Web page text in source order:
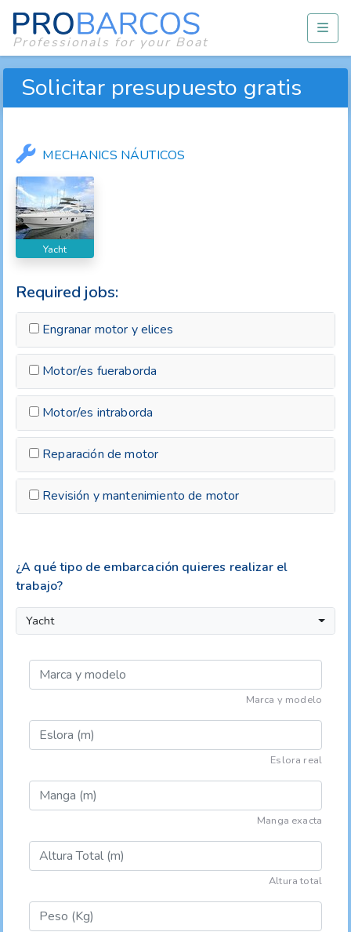
Professionals for your Boat
Solicitar presupuesto gratis
MECHANICS NÁUTICOS
Yacht
Required jobs:
Engranar motor y elices
Motor/es fueraborda
Motor/es intraborda
Reparación de motor
Revisión y mantenimiento de motor
¿A qué tipo de embarcación quieres realizar el
trabajo?
Yacht
Marca y modelo
Eslora real
Manga exacta
Altura total